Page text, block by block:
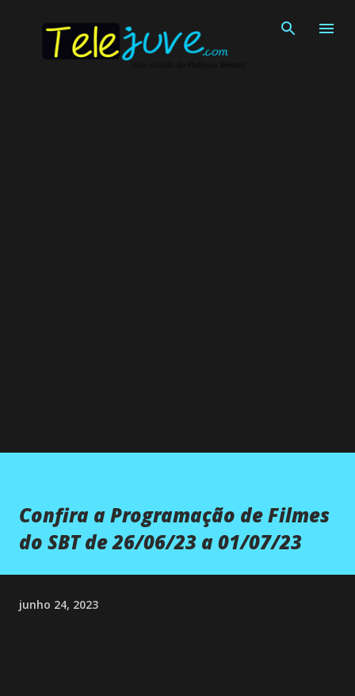
Confira a Programação de Filmes
do SBT de 26/06/23 a 01/07/23
junho 24, 2023